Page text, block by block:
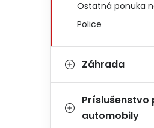
Ostatná ponuka
Police
Záhrada
Príslušenstvo
automobily